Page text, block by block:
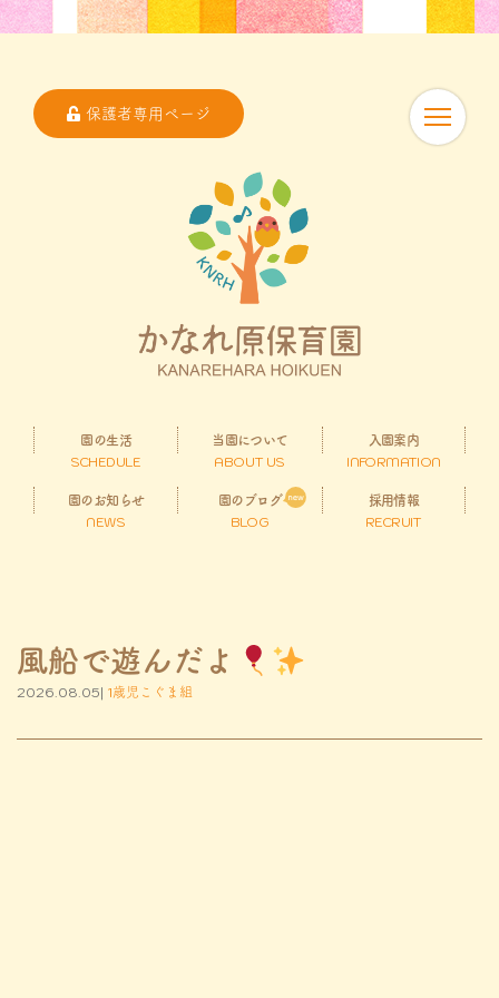
保護者専用ページ
園の生活
SCHEDULE
当園について
ABOUT US
入園案内
INFORMATION
園のお知らせ
NEWS
園のブログ
BLOG
採用情報
RECRUIT
風船で遊んだよ
2026.08.05| 1歳児こぐま組